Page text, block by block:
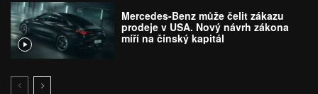
Mercedes-Benz může čelit zákazu
prodeje v USA. Nový návrh zákona
míří na čínský kapitál